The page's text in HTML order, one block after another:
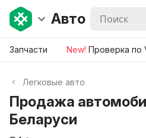
Авто
Запчасти New! Проверка по
Легковые авто
Продажа
Беларуси